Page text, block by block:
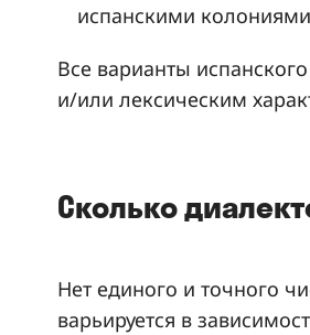
испанскими
Все варианты
и/или лексическим
Сколько
Нет единого и точного
варьируется в